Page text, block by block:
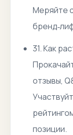
Меряйте
31. Как
отзывы,
позиции.